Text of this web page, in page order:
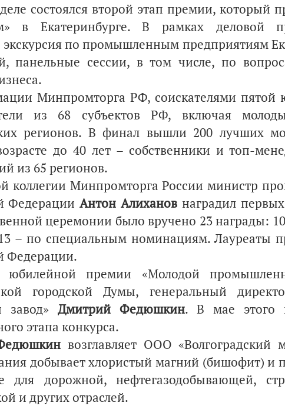
состоялся второй этап премии, который
в Екатеринбурге. В рамках деловой
экскурсия по промышленным предприятиям
панельные сессии, в том числе, по
Минпромторга РФ, соискателями пятой
из 68 субъектов РФ, включая
регионов. В финал вышли 200 лучших
до 40 лет – собственники и топ-
из 65 регионов.
коллегии Минпромторга России министр
ФедерацииАнтон Алиханов наградил
церемонии было вручено 23 награды:
– по специальным номинациям. Лауреаты
Федерации.
юбилейной премии «Молодой
городской Думы, генеральный
завод» Дмитрий Федюшкин. В мае этого
этапа конкурса.
возглавляет ООО «Волгоградский
добывает хлористый магний (бишофит) и
для дорожной, нефтегазодобывающей,
и других отраслей.